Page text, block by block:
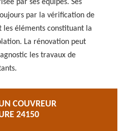
par ses équipes. Ses
par la vérification de
les éléments constituant la
La rénovation peut
les travaux de
COUVREUR
24150